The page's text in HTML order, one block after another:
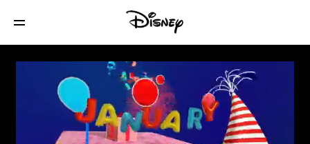
Disney Junior Birthday Book 2021
January Album 9